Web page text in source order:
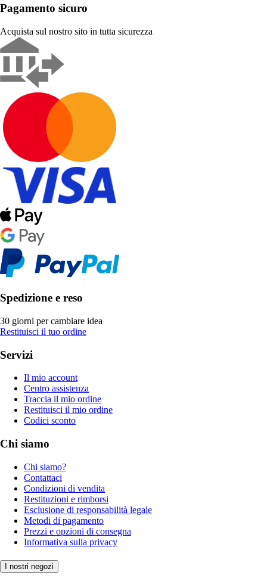
Pagamento sicuro
Acquista sul nostro sito in tutta sicurezza
Spedizione e reso
30 giorni per cambiare idea
Restituisci il tuo ordine
Servizi
Il mio account
Centro assistenza
Traccia il mio ordine
Restituisci il mio ordine
Codici sconto
Chi siamo
Chi siamo?
Contattaci
Condizioni di vendita
Restituzioni e rimborsi
Esclusione di responsabilità legale
Metodi di pagamento
Prezzi e opzioni di consegna
Informativa sulla privacy
I nostri negozi